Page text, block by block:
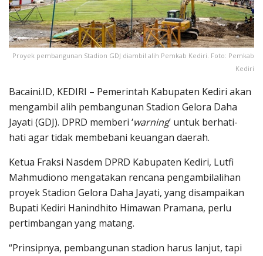
Proyek pembangunan Stadion GDJ diambil alih Pemkab Kediri. Foto: Pemkab
Kediri
Bacaini.ID, KEDIRI – Pemerintah Kabupaten Kediri akan
mengambil alih pembangunan Stadion Gelora Daha
Jayati (GDJ). DPRD memberi ‘warning’ untuk berhati-
hati agar tidak membebani keuangan daerah.
Ketua Fraksi Nasdem DPRD Kabupaten Kediri, Lutfi
Mahmudiono mengatakan rencana pengambilalihan
proyek Stadion Gelora Daha Jayati, yang disampaikan
Bupati Kediri Hanindhito Himawan Pramana, perlu
pertimbangan yang matang.
“Prinsipnya, pembangunan stadion harus lanjut, tapi